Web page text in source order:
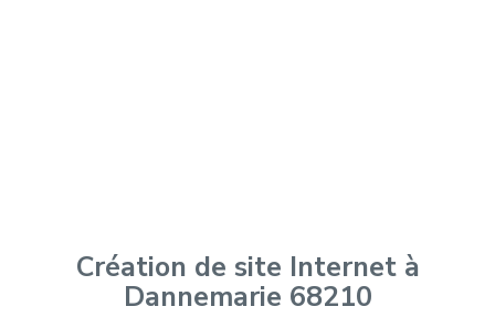
Création de site Internet à
Dannemarie 68210